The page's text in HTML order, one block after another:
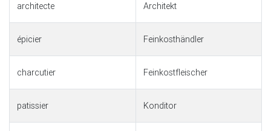
architecte Architekt
épicier Feinkosthändler
charcutier Feinkostfleischer
patissier Konditor